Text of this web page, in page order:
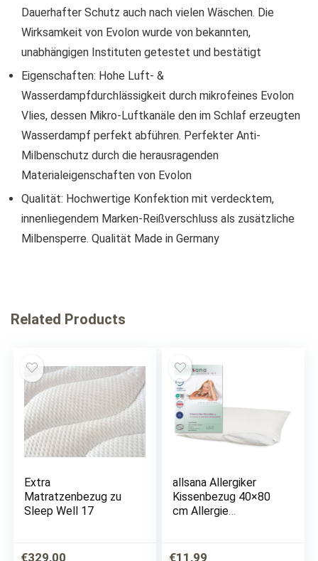
Dauerhafter Schutz auch nach vielen Wäschen. Die
Wirksamkeit von Evolon wurde von bekannten,
unabhängigen Instituten getestet und bestätigt
Eigenschaften: Hohe Luft- &
Wasserdampfdurchlässigkeit durch mikrofeines Evolon
Vlies, dessen Mikro-Luftkanäle den im Schlaf erzeugten
Wasserdampf perfekt abführen. Perfekter Anti-
Milbenschutz durch die herausragenden
Materialeigenschaften von Evolon
Qualität: Hochwertige Konfektion mit verdecktem,
innenliegendem Marken-Reißverschluss als zusätzliche
Milbensperre. Qualität Made in Germany
Related Products
Extra
Matratzenbezug zu
Sleep Well 17
€329,00
allsana Allergiker
Kissenbezug 40×80
cm Allergie
Milbenschutz für
€11,99